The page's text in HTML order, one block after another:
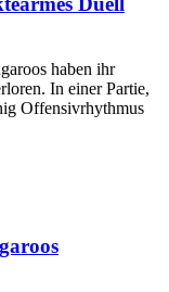
haben ihr
In einer Partie,
Offensivrhythmus